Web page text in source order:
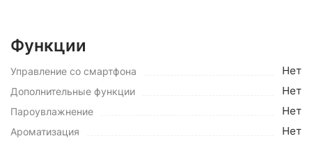
Функции
Управление со смартфона Нет
Дополнительные функции Нет
Пароувлажнение Нет
Ароматизация Нет